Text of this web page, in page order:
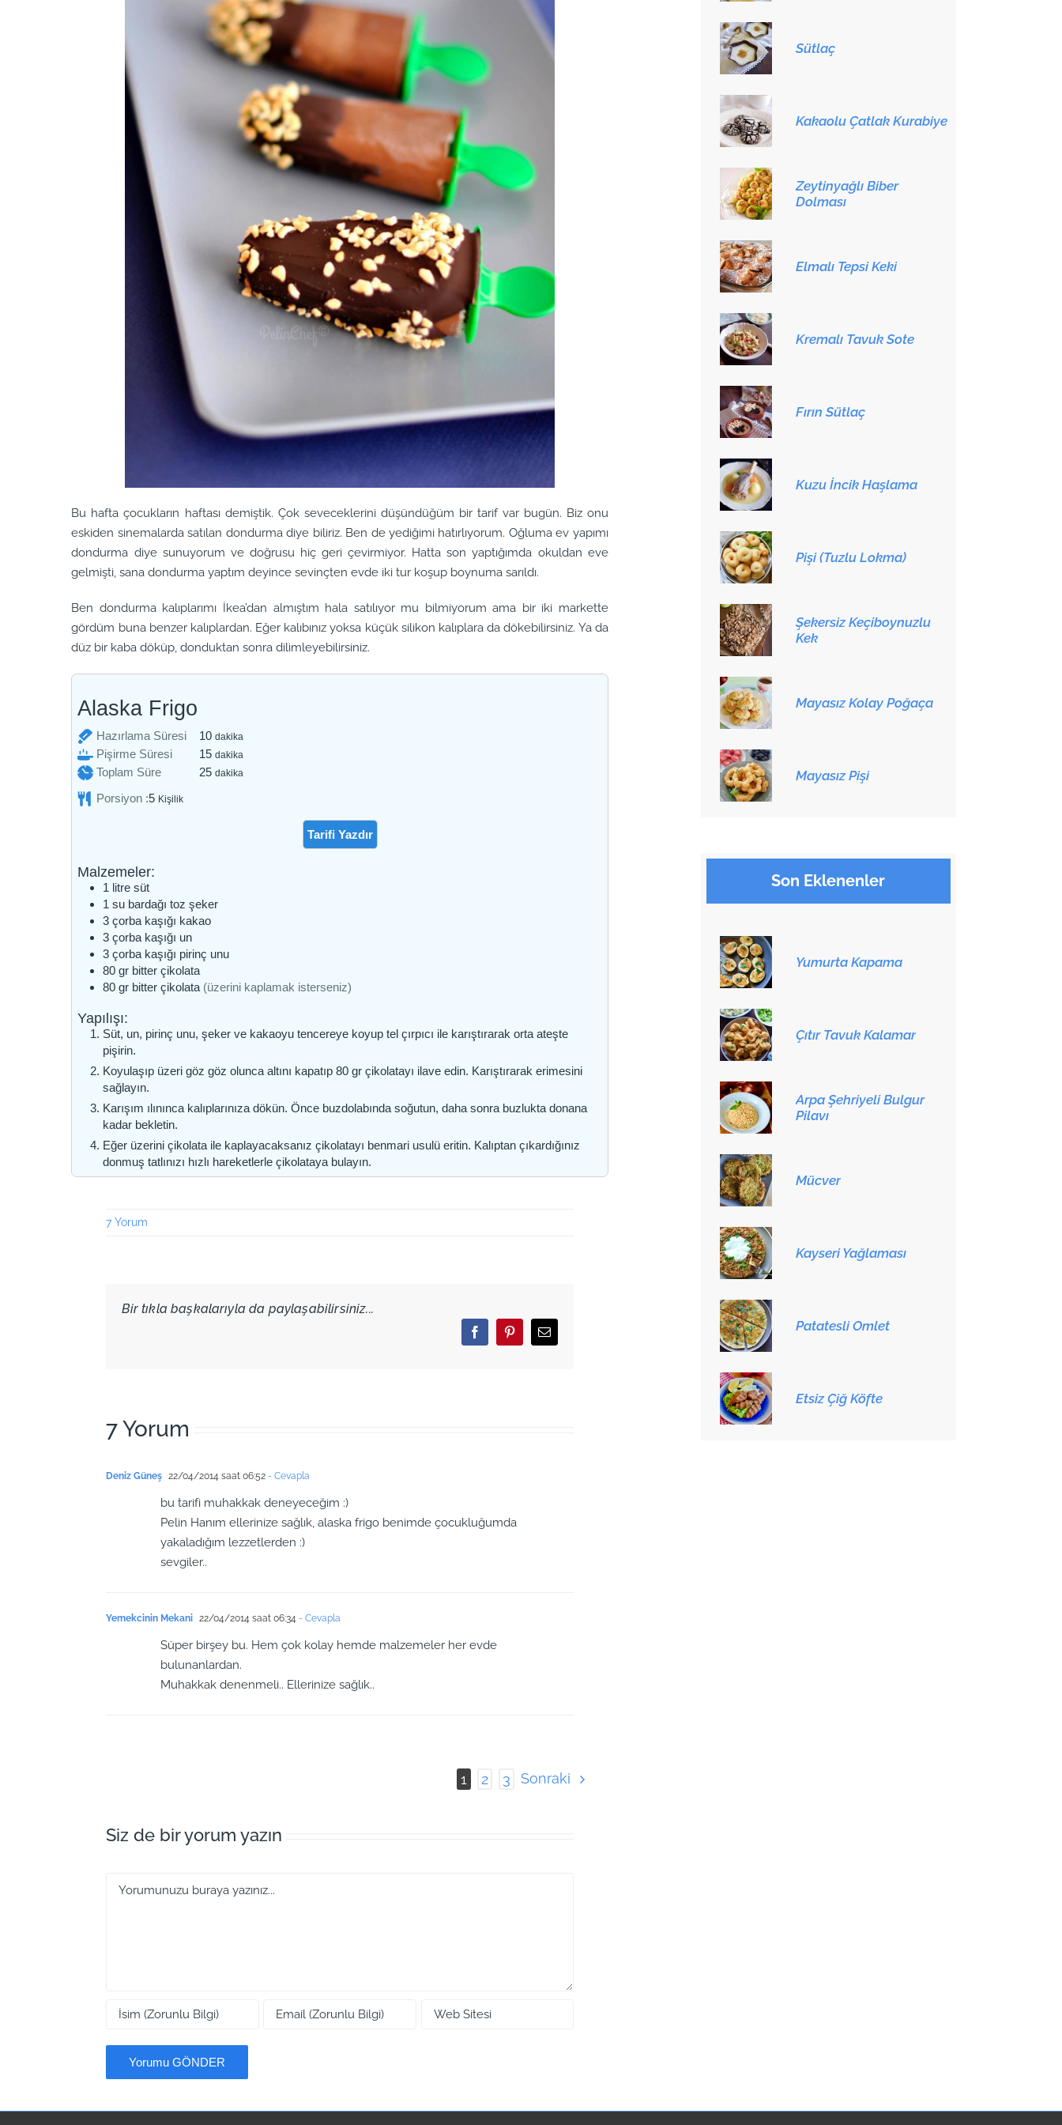
Bu hafta çocukların haftası demiştik. Çok seveceklerini düşündüğüm bir tarif var bugün. Biz onu
eskiden sinemalarda satılan dondurma diye biliriz. Ben de yediğimi hatırlıyorum. Oğluma ev yapımı
dondurma diye sunuyorum ve doğrusu hiç geri çevirmiyor. Hatta son yaptığımda okuldan eve
gelmişti, sana dondurma yaptım deyince sevinçten evde iki tur koşup boynuma sarıldı.
Ben dondurma kalıplarımı İkea’dan almıştım hala satılıyor mu bilmiyorum ama bir iki markette
gördüm buna benzer kalıplardan. Eğer kalıbınız yoksa küçük silikon kalıplara da dökebilirsiniz. Ya da
düz bir kaba döküp, donduktan sonra dilimleyebilirsiniz.
Alaska Frigo
Hazırlama Süresi 10dakika
dakika
Pişirme Süresi 15dakika
dakika
Toplam Süre 25dakika
dakika
Porsiyon :5 Kişilik
Tarifi Yazdır
Malzemeler:
1 litre süt
1 su bardağı toz şeker
3 çorba kaşığı kakao
3 çorba kaşığı un
3 çorba kaşığı pirinç unu
80 gr bitter çikolata
80 gr bitter çikolata (üzerini kaplamak isterseniz)
Yapılışı:
Süt, un, pirinç unu, şeker ve kakaoyu tencereye koyup tel çırpıcı ile karıştırarak orta ateşte
pişirin.
Koyulaşıp üzeri göz göz olunca altını kapatıp 80 gr çikolatayı ilave edin. Karıştırarak erimesini
sağlayın.
Karışım ılınınca kalıplarınıza dökün. Önce buzdolabında soğutun, daha sonra buzlukta donana
kadar bekletin.
Eğer üzerini çikolata ile kaplayacaksanız çikolatayı benmari usulü eritin. Kalıptan çıkardığınız
donmuş tatlınızı hızlı hareketlerle çikolataya bulayın.
7 Yorum
Bir tıkla başkalarıyla da paylaşabilirsiniz...
FacebookPinterestEmail
7 Yorum
Deniz Güneş 22/04/2014 saat 06:52 - Cevapla
bu tarifi muhakkak deneyeceğim :)
Pelin Hanım ellerinize sağlık, alaska frigo benimde çocukluğumda
yakaladığım lezzetlerden :)
sevgiler..
Yemekcinin Mekani 22/04/2014 saat 06:34 - Cevapla
Süper birşey bu. Hem çok kolay hemde malzemeler her evde
bulunanlardan.
Muhakkak denenmeli.. Ellerinize sağlık..
1 2 3 Sonraki
Siz de bir yorum yazın
Sütlaç
Kakaolu Çatlak Kurabiye
Zeytinyağlı Biber
Dolması
Elmalı Tepsi Keki
Kremalı Tavuk Sote
Fırın Sütlaç
Kuzu İncik Haşlama
Pişi (Tuzlu Lokma)
Şekersiz Keçiboynuzlu
Kek
Mayasız Kolay Poğaça
Mayasız Pişi
Son Eklenenler
Yumurta Kapama
Çıtır Tavuk Kalamar
Arpa Şehriyeli Bulgur
Pilavı
Mücver
Kayseri Yağlaması
Patatesli Omlet
Etsiz Çiğ Köfte